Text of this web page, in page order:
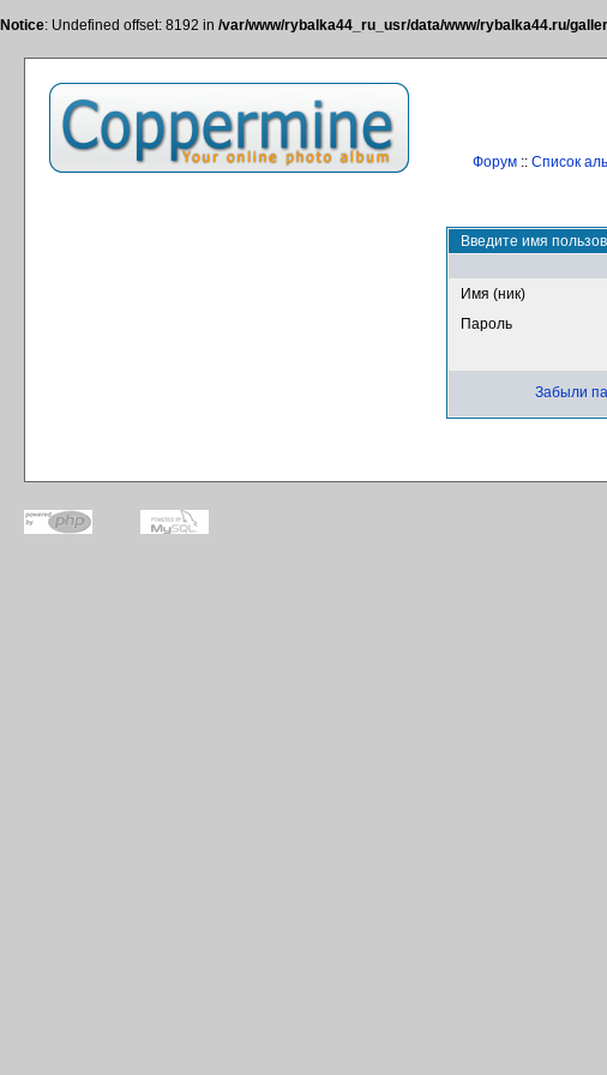
Notice: Undefined offset: 8192 in /var/www/rybalka44_ru_usr/data/www/rybalka44.ru/
Форум:: Список
Введите имя
Имя (ник)
Пароль
Забыли